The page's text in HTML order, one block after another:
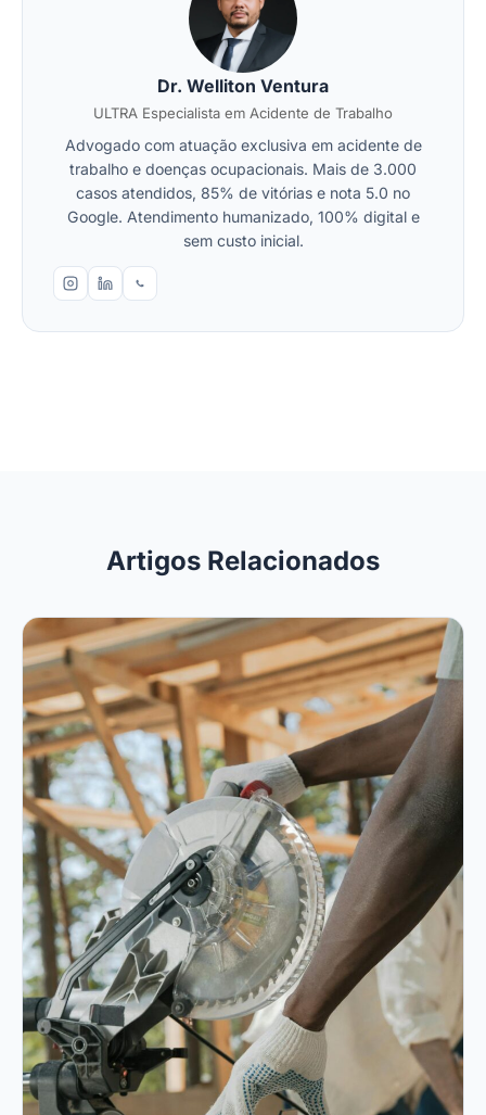
Dr. Welliton Ventura
ULTRA Especialista em Acidente de Trabalho
Advogado com atuação exclusiva em acidente de
trabalho e doenças ocupacionais. Mais de 3.000
casos atendidos, 85% de vitórias e nota 5.0 no
Google. Atendimento humanizado, 100% digital e
sem custo inicial.
Artigos Relacionados